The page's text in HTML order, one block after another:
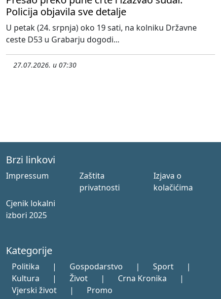
Policija objavila sve detalje
U petak (24. srpnja) oko 19 sati, na kolniku Državne
ceste D53 u Grabarju dogodi...
27.07.2026. u 07:30
Brzi linkovi
Impressum
Zaštita
privatnosti
Izjava o
kolačićima
Cjenik lokalni
izbori 2025
Kategorije
Politika | Gospodarstvo | Sport
|
Kultura
| Život | Crna Kronika
|
Vjerski život
| Promo